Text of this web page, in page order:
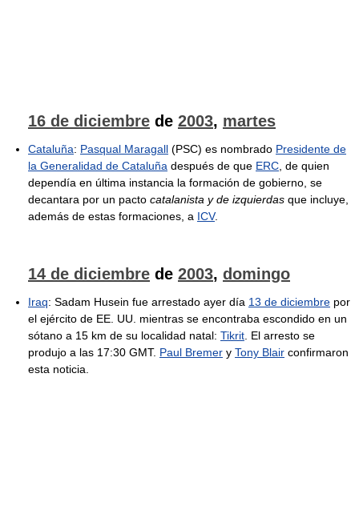
16 de diciembre de 2003, martes
Cataluña: Pasqual Maragall (PSC) es nombrado Presidente de
la Generalidad de Cataluña después de que ERC , de quien
dependía en última instancia la formación de gobierno, se
decantara por un pacto catalanista y de izquierdas que incluye,
además de estas formaciones, a ICV.
14 de diciembre de 2003, domingo
Iraq: Sadam Husein fue arrestado ayer día 13 de diciembre por
el ejército de EE. UU. mientras se encontraba escondido en un
sótano a 15 km de su localidad natal: Tikrit . El arresto se
produjo a las 17:30 GMT. Paul Bremer y Tony Blair confirmaron
esta noticia.